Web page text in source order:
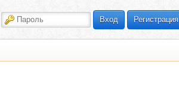
Вход Регистрация